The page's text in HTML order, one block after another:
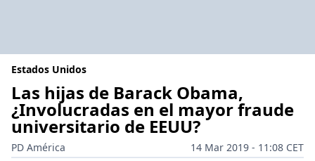
Estados Unidos
Las hijas de Barack Obama,
¿Involucradas en el mayor fraude
universitario de EEUU?
PD América
14 Mar 2019 - 11:08 CET